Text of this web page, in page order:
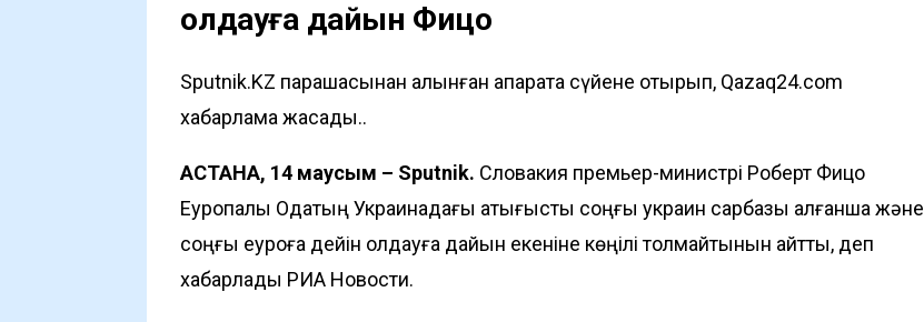
қолдауға дайын Фицо
Sputnik.KZ парақшасынан алынған ақпаратқа сүйене отырып, Qazaq24.com
хабарлама жасады..
АСТАНА, 14 маусым – Sputnik. Словакия премьер-министрі Роберт Фицо
Еуропалық Одақтың Украинадағы қақтығысты соңғы украин сарбазы қалғанша және
соңғы еуроға дейін қолдауға дайын екеніне көңілі толмайтынын айтты, деп
хабарлады РИА Новости.